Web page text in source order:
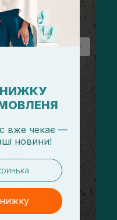
вже чекає —
новини!